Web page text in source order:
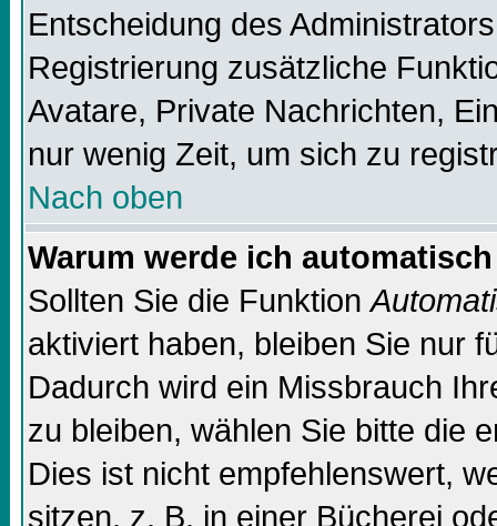
Entscheidung des
Registrierung zusätzliche
Avatare, Private Nachrichten,
nur wenig Zeit, um sich zu
Nach oben
Warum werde ich
Sollten Sie die Funktion
aktiviert haben, bleiben Sie nur
Dadurch wird ein Missbrauch
zu bleiben, wählen Sie bitte die
Dies ist nicht empfehlenswert,
sitzen, z. B. in einer Bücherei